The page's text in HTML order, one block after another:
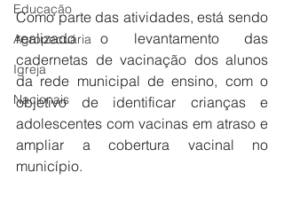
Educação
Agropecuária
Igreja
Nacionais
Como parte das atividades, está sendo
realizado o levantamento das
cadernetas de vacinação dos alunos
da rede municipal de ensino, com o
objetivo de identificar crianças e
adolescentes com vacinas em atraso e
ampliar a cobertura vacinal no
município.